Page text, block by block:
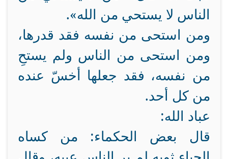
الناس لا يستحي من الله».
ومن استحى من نفسه فقد قدرها،
ومن استحى من الناس ولم يستحِ
من نفسه، فقد جعلها أخسّ عنده
من كل أحد.
عباد الله:
قال بعض الحكماء: من كساه